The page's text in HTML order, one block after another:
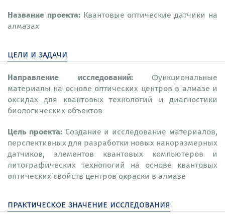
Название проекта: Квантовые оптические датчики на
алмазах
цели и задачи
Направление исследований:Функциональные
материалы на основе оптических центров в алмазе и
оксидах для квантовых технологий и диагностики
биологических объектов
Цель проекта: Создание и исследование материалов,
перспективных для разработки новых наноразмерных
датчиков, элементов квантовых компьютеров и
литографических технологий на основе квантовых
оптических свойств центров окраски в алмазе
практическое значение исследования